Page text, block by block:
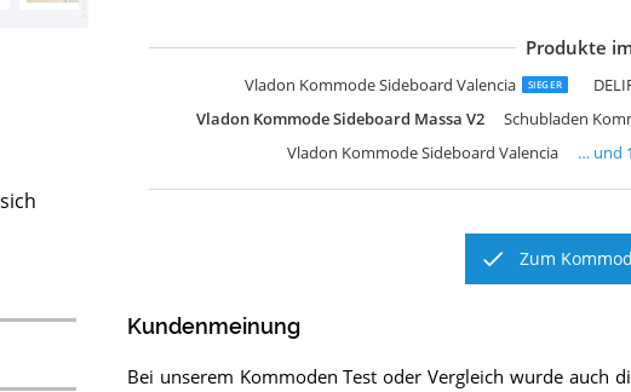
Produkte
Vladon Kommode Sideboard Valencia SIEGER
Vladon Kommode Sideboard Massa V2 Schubladen
Vladon Kommode Sideboard Valencia … und
Zum
Kundenmeinung
Bei unserem Kommoden Test oder Vergleich wurde auch